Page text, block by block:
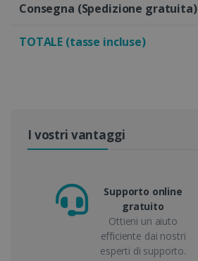
Consegna (Spedizione gratuita)
TOTALE (tasse incluse)
I vostri vantaggi
Supporto online
gratuito
Ottieni un aiuto
efficiente dai nostri
esperti di supporto.